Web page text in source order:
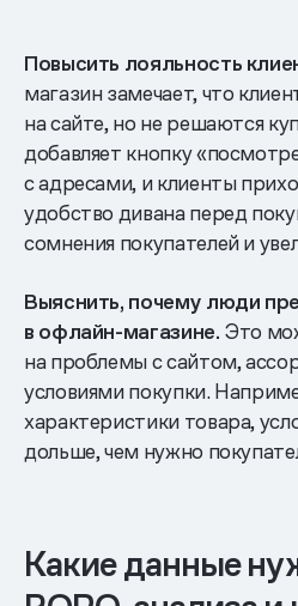
Повысить лояльность
магазин замечает, что
на сайте, но не решаются
добавляет кнопку
с адресами, и клиенты
удобство дивана перед
сомнения покупателей и
Выяснить, почему люди
в офлайн-магазине. Это
на проблемы с сайтом,
условиями покупки.
характеристики товара,
дольше, чем нужно
Какие данные